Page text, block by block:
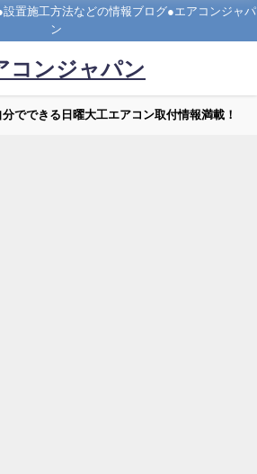
置施工方法などの情報ブログ●エアコンジャパ
ン
コンジャパン
でできる日曜大工エアコン取付情報満載！